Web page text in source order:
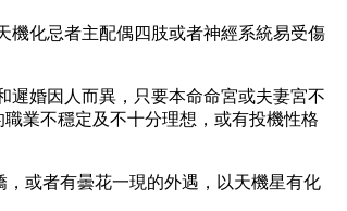
機化忌者主配偶四肢或者神經系統易受傷
遲婚因人而異，只要本命命宮或夫妻宮不
業不穩定及不十分理想，或有投機性格
或者有曇花一現的外遇，以天機星有化